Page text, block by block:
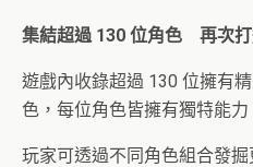
集結超過 130 位角色 再次
遊戲內收錄超過 130 位擁有
色，每位角色皆擁有獨特能力
玩家可透過不同角色組合發